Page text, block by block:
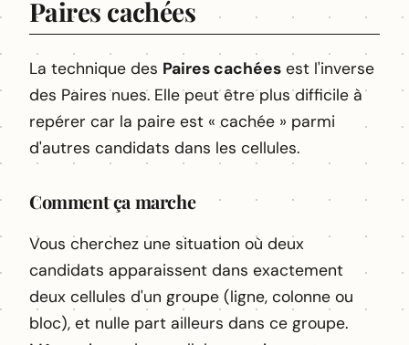
Paires cachées
La technique des Paires cachées est l'inverse
des Paires nues. Elle peut être plus difficile à
repérer car la paire est « cachée » parmi
d'autres candidats dans les cellules.
Comment ça marche
Vous cherchez une situation où deux
candidats apparaissent dans exactement
deux cellules d'un groupe (ligne, colonne ou
bloc), et nulle part ailleurs dans ce groupe.